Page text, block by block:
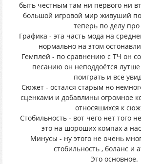
быть честным там ни первого ни
большой игровой мир живуший
теперь по делу про
Графика - эта часть мода на
нормально на этом
Гемплей - по сравнению с ТЧ он
песанию он неподдоётся
поиграть и всё
Сюжет - остался старым но
сценками и добавлины огромное
относяшихся к
Стобильность - вот чего нет того
это на шороших компах а
Минусы - ну этого не очень
стобильность , боланс и
Это основное.